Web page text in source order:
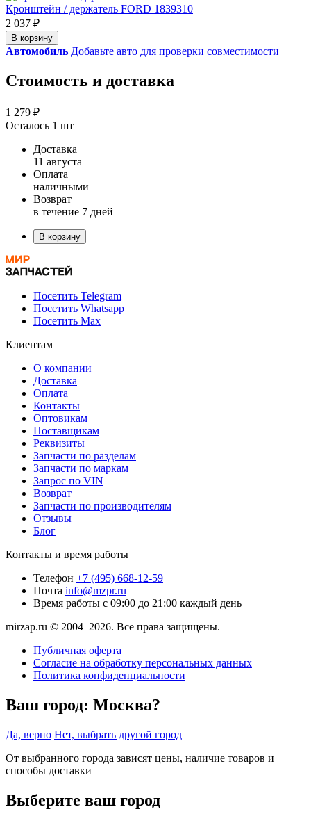
Кронштейн / держатель FORD 1839310
2 037 ₽
В корзину
Автомобиль Добавьте авто для проверки совместимости
Стоимость и доставка
1 279 ₽
Осталось 1 шт
Доставка
11 августа
Оплата
наличными
Возврат
в течение 7 дней
В корзину
Посетить Telegram
Посетить Whatsapp
Посетить Max
Клиентам
О компании
Доставка
Оплата
Контакты
Оптовикам
Поставщикам
Реквизиты
Запчасти по разделам
Запчасти по маркам
Запрос по VIN
Возврат
Запчасти по производителям
Отзывы
Блог
Контакты и время работы
Телефон +7 (495) 668-12-59
Почта info@mzpr.ru
Время работы с 09:00 до 21:00 каждый день
mirzap.ru © 2004–2026. Все права защищены.
Публичная оферта
Согласие на обработку персональных данных
Политика конфиденциальности
Ваш город: Москва?
Да, верно Нет, выбрать другой город
От выбранного города зависят цены, наличие товаров и
способы доставки
Выберите ваш город